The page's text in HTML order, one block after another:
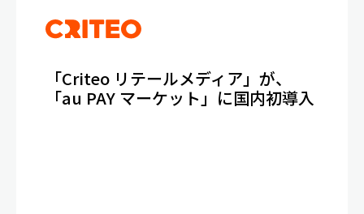
「Criteo リテールメディア」が、
「au PAY マーケット」に国内初導入